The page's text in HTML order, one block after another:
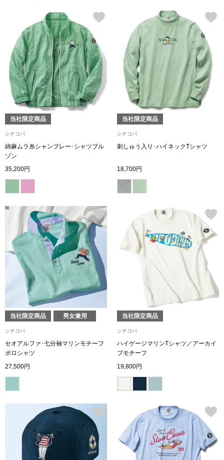
Salon de GRANDGRIS
ランド
集
すべて見る
ール／酒
おすすめ特集
【特集】
【特集】
BOGARD July
RUGLOG
アウター
コート
トップス
当社限定商品
シナコバ
綿麻ムラ糸シャンブレー･シャツブル
ゾン
35,200円
当社限定商品
シナコバ
刺しゅう入り･ハイネックTシャツ
18,700円
当社限定商品 男女兼用
シナコバ
セオアルファ･七分袖マリンモチーフ
ポロシャツ
27,500円
当社限定商品
シナコバ
ハイゲージマリンTシャツ／アーカイ
ブモチーフ
19,800円